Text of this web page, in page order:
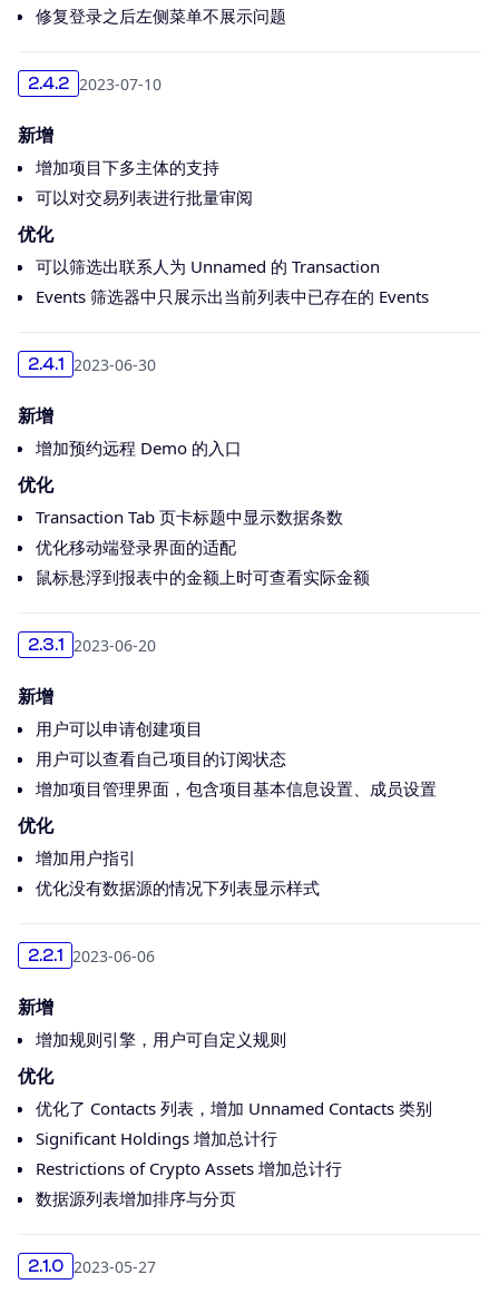
修复登录之后左侧菜单不展示问题
2.4.2 2023-07-10
新增
增加项目下多主体的支持
可以对交易列表进行批量审阅
优化
可以筛选出联系人为 Unnamed 的 Transaction
Events 筛选器中只展示出当前列表中已存在的 Events
2.4.1 2023-06-30
新增
增加预约远程 Demo 的入口
优化
Transaction Tab 页卡标题中显示数据条数
优化移动端登录界面的适配
鼠标悬浮到报表中的金额上时可查看实际金额
2.3.1 2023-06-20
新增
用户可以申请创建项目
用户可以查看自己项目的订阅状态
增加项目管理界面，包含项目基本信息设置、成员设置
优化
增加用户指引
优化没有数据源的情况下列表显示样式
2.2.1 2023-06-06
新增
增加规则引擎，用户可自定义规则
优化
优化了 Contacts 列表，增加 Unnamed Contacts 类别
Significant Holdings 增加总计行
Restrictions of Crypto Assets 增加总计行
数据源列表增加排序与分页
2.1.0 2023-05-27